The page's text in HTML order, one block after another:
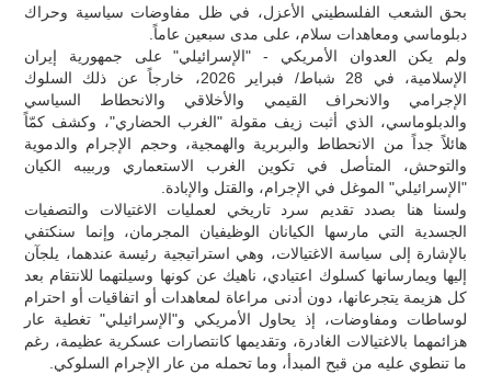
بحق الشعب الفلسطيني الأعزل، في ظل مفاوضات سياسية وحراك
دبلوماسي ومعاهدات سلام، على مدى سبعين عاماً.
ولم يكن العدوان الأمريكي - "الإسرائيلي" على جمهورية إيران
الإسلامية، في 28 شباط/ فبراير 2026، خارجاً عن ذلك السلوك
الإجرامي والانحراف القيمي والأخلاقي والانحطاط السياسي
والدبلوماسي، الذي أثبت زيف مقولة "الغرب الحضاري"، وكشف كمّاً
هائلاً جداً من الانحطاط والبربرية والهمجية، وحجم الإجرام والدموية
والتوحش، المتأصل في تكوين الغرب الاستعماري وربيبه الكيان
"الإسرائيلي" الموغل في الإجرام، والقتل والإبادة.
ولسنا هنا بصدد تقديم سرد تاريخي لعمليات الاغتيالات والتصفيات
الجسدية التي مارسها الكيانان الوظيفيان المجرمان، وإنما سنكتفي
بالإشارة إلى سياسة الاغتيالات، وهي استراتيجية رئيسة عندهما، يلجآن
إليها ويمارسانها كسلوك اعتيادي، ناهيك عن كونها وسيلتهما للانتقام بعد
كل هزيمة يتجرعانها، دون أدنى مراعاة لمعاهدات أو اتفاقيات أو احترام
لوساطات ومفاوضات، إذ يحاول الأمريكي و"الإسرائيلي" تغطية عار
هزائمهما بالاغتيالات الغادرة، وتقديمها كانتصارات عسكرية عظيمة، رغم
ما تنطوي عليه من قبح المبدأ، وما تحمله من عار الإجرام السلوكي.